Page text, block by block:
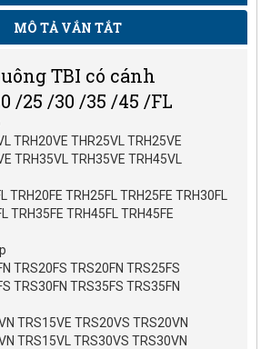
MÔ TẢ VẮN TẮT
TBI có cánh
/25 /30 /35 /45 /FL
TRH20VE THR25VL TRH25VE
TRH35VL TRH35VE TRH45VL
TRH20FE TRH25FL TRH25FE TRH30FL
TRH35FE TRH45FL TRH45FE
TRS20FS TRS20FN TRS25FS
TRS30FN TRS35FS TRS35FN
TRS15VE TRS20VS TRS20VN
TRS15VL TRS30VS TRS30VN